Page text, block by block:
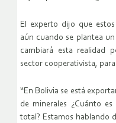
El experto dijo que
aún cuando se plantea
cambiará esta realidad
sector cooperativista,
“En Bolivia se está
de minerales ¿Cuánto
total? Estamos hablando